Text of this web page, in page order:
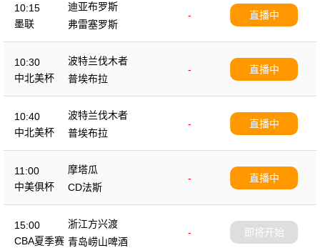
10:15
墨联
迪亚布罗斯
-
弗雷塞罗斯
直播中
10:30
中北美杯
波特兰伐木者
-
普埃布拉
直播中
10:40
中北美杯
波特兰伐木者
-
普埃布拉
直播中
11:00
中美俱杯
摩塔瓜
-
CD法斯
直播中
15:00
CBA夏季赛
浙江方兴渡
-
青岛崂山啤酒
即将开始